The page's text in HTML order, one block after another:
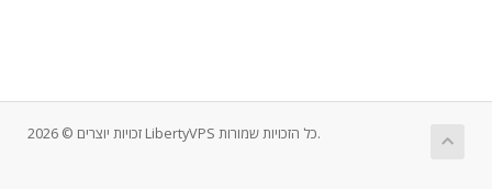
זכויות יוצרים © 2026 LibertyVPS כל הזכויות שמורות.